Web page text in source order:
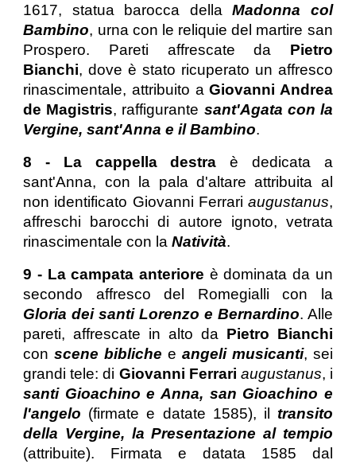
1617, statua barocca dellaMadonna col
Bambino, urna con le reliquie del martire san
Prospero. Pareti affrescate da Pietro
Bianchi, dove è stato ricuperato un affresco
rinascimentale, attribuito aGiovanni Andrea
de Magistris, raffigurante sant'Agata con la
Vergine, sant'Anna e il Bambino.
8 - La cappella destraè dedicata a
sant'Anna, con la pala d'altare attribuita al
non identificato Giovanni Ferrari augustanus,
affreschi barocchi di autore ignoto, vetrata
rinascimentale con laNatività.
9 - La campata anteriore è dominata da un
secondo affresco del Romegialli con la
Gloria dei santi Lorenzo e Bernardino. Alle
pareti, affrescate in alto da Pietro Bianchi
conscene bibliche e angeli musicanti, sei
grandi tele: di Giovanni Ferrari augustanus, i
santi Gioachino e Anna, san Gioachino e
l'angelo (firmate e datate 1585), il transito
della Vergine, la Presentazione al tempio
(attribuite). Firmata e datata 1585 dal